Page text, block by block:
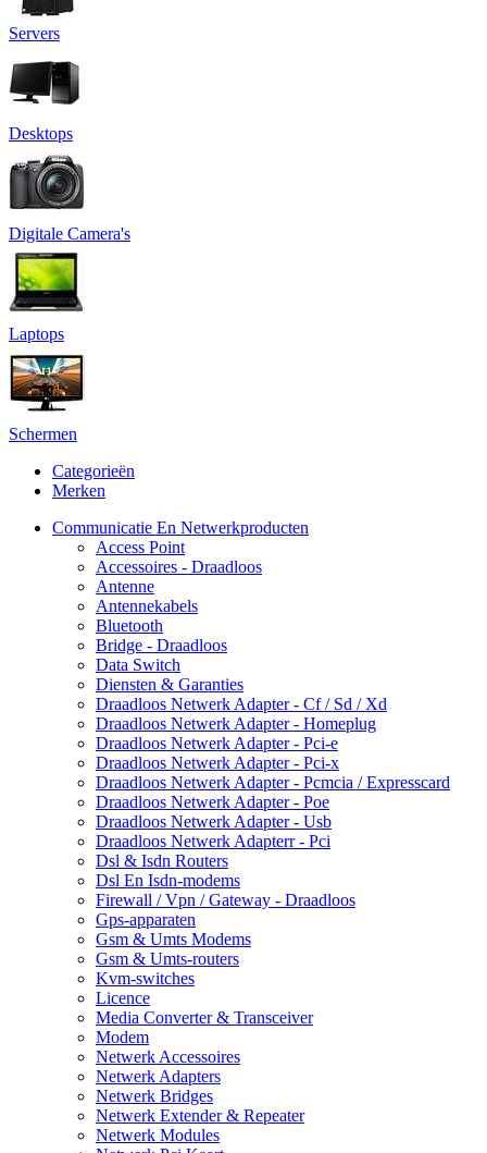
Servers
Desktops
Digitale Camera's
Laptops
Schermen
Categorieën
Merken
Communicatie En Netwerkproducten
Access Point
Accessoires - Draadloos
Antenne
Antennekabels
Bluetooth
Bridge - Draadloos
Data Switch
Diensten & Garanties
Draadloos Netwerk Adapter - Cf / Sd / Xd
Draadloos Netwerk Adapter - Homeplug
Draadloos Netwerk Adapter - Pci-e
Draadloos Netwerk Adapter - Pci-x
Draadloos Netwerk Adapter - Pcmcia / Expresscard
Draadloos Netwerk Adapter - Poe
Draadloos Netwerk Adapter - Usb
Draadloos Netwerk Adapterr - Pci
Dsl & Isdn Routers
Dsl En Isdn-modems
Firewall / Vpn / Gateway - Draadloos
Gps-apparaten
Gsm & Umts Modems
Gsm & Umts-routers
Kvm-switches
Licence
Media Converter & Transceiver
Modem
Netwerk Accessoires
Netwerk Adapters
Netwerk Bridges
Netwerk Extender & Repeater
Netwerk Modules